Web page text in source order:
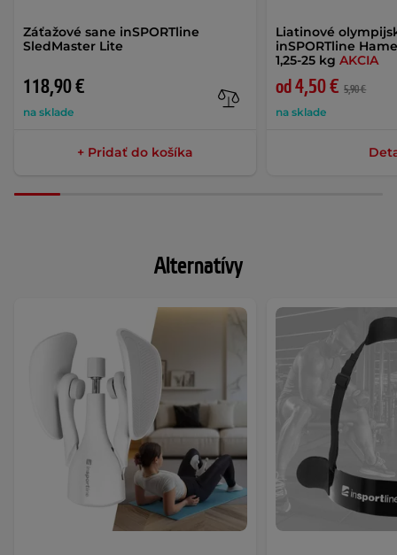
Záťažové sane inSPORTline
SledMaster Lite
118,90 €
na sklade
+ Pridať do košíka
Liatinové
inSPORTline
1,25-25 kgAKCIA
od 4,50 € 5,90 €
na sklade
Alternatívy